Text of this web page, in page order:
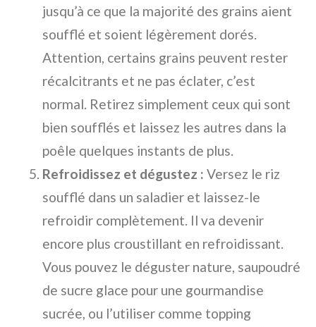
jusqu’à ce que la majorité des grains aient
soufflé et soient légèrement dorés.
Attention, certains grains peuvent rester
récalcitrants et ne pas éclater, c’est
normal. Retirez simplement ceux qui sont
bien soufflés et laissez les autres dans la
poêle quelques instants de plus.
Refroidissez et dégustez : Versez le riz
soufflé dans un saladier et laissez-le
refroidir complètement. Il va devenir
encore plus croustillant en refroidissant.
Vous pouvez le déguster nature, saupoudré
de sucre glace pour une gourmandise
sucrée, ou l’utiliser comme topping